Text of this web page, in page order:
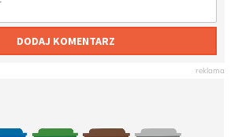
DODAJ KOMENTARZ